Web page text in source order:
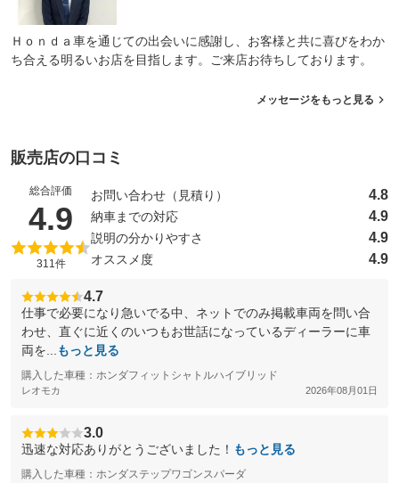
Ｈｏｎｄａ車を通じての出会いに感謝し、お客様と共に喜びをわか
ち合える明るいお店を目指します。ご来店お待ちしております。
メッセージをもっと見る
販売店の口コミ
総合評価
4.9 （5点満点中）
311件
お問い合わせ（見積り） 4.8
納車までの対応 4.9
説明の分かりやすさ 4.9
オススメ度 4.9
4.7
仕事で必要になり急いでる中、ネットでのみ掲載車両を問い合
わせ、直ぐに近くのいつもお世話になっているディーラーに車
両を...
もっと見る
購入した車種：ホンダフィットシャトルハイブリッド
レオモカ 2026年08月01日
3.0
迅速な対応ありがとうございました！ もっと見る
購入した車種：ホンダステップワゴンスパーダ